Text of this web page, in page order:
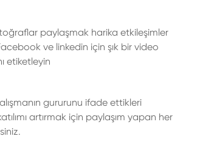
paylaşmak harika etkileşimler
ve linkedin için şık bir video
etiketleyin
gururunu ifade ettikleri
artırmak için paylaşım yapan her